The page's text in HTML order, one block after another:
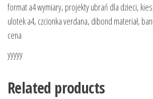
format a4 wymiary, projekty ubrań dla dzieci,
ulotek a4, czcionka verdana, dibond materiał,
cena
yyyyy
Related products